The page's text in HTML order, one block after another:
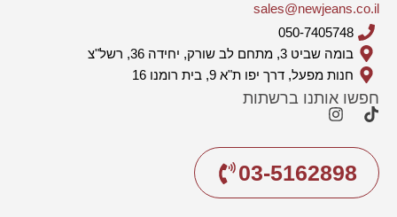
sales@newjeans.co.il
050-7405748
בומה שביט 3, מתחם לב שורק, יחידה 36, רשל"צ
חנות מפעל, דרך יפו ת"א 9, בית רומנו 16
חפשו אותנו ברשתות
03-5162898